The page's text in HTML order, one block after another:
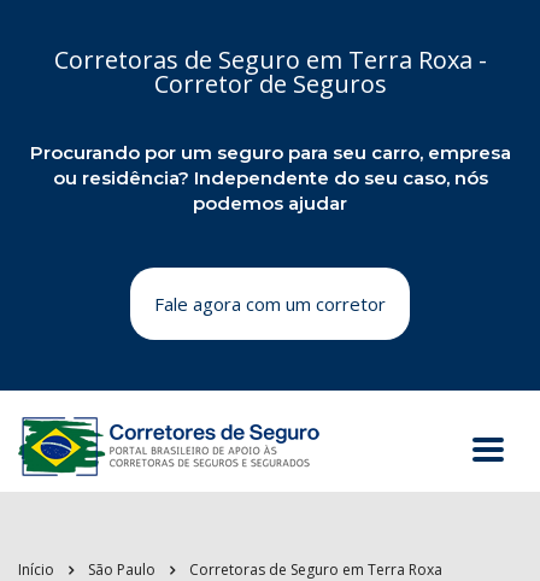
Corretoras de Seguro em Terra Roxa -
Corretor de Seguros
Procurando por um seguro para seu carro, empresa
ou residência? Independente do seu caso, nós
podemos ajudar
Fale agora com um corretor
Início São Paulo Corretoras de Seguro em Terra Roxa